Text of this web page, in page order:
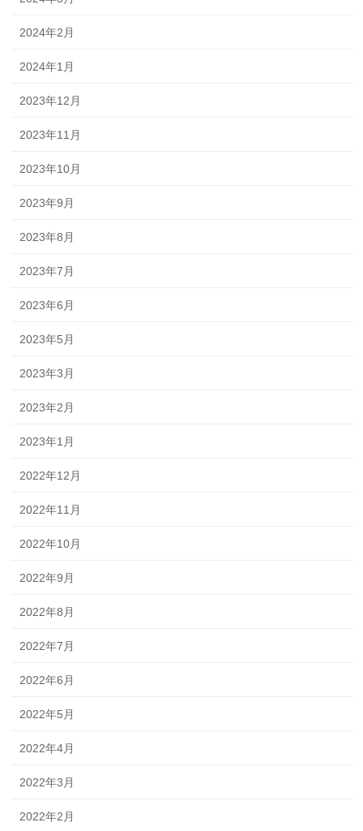
2024年2月
2024年1月
2023年12月
2023年11月
2023年10月
2023年9月
2023年8月
2023年7月
2023年6月
2023年5月
2023年3月
2023年2月
2023年1月
2022年12月
2022年11月
2022年10月
2022年9月
2022年8月
2022年7月
2022年6月
2022年5月
2022年4月
2022年3月
2022年2月